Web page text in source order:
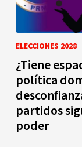
ELECCIONES 2028
¿Tiene
política
partidos
poder